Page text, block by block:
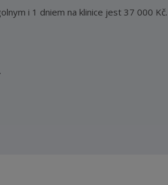
i 1 dniem na klinice jest 37 000 Kč.